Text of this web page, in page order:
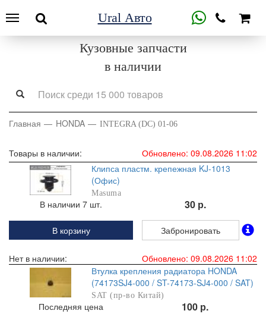
Ural Авто
Кузовные запчасти
в наличии
Главная HONDA INTEGRA (DC) 01-06
Товары в наличии:
Обновлено: 09.08.2026 11:02
Клипса пластм. крепежная KJ-1013
(Офис)
Masuma
В наличии 7 шт. 30 р.
В корзину Забронировать
Нет в наличии:
Обновлено: 09.08.2026 11:02
Втулка крепления радиатора HONDA
(74173SJ4-000 / ST-74173-SJ4-000 / SAT)
SAT (пр-во Китай)
Последняя цена 100 р.